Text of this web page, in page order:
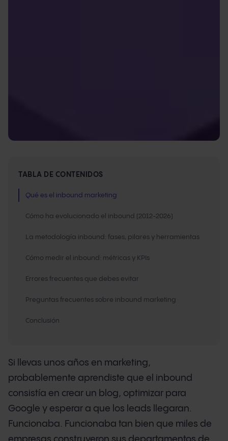
TABLA DE CONTENIDOS
Qué es el inbound marketing
Cómo ha evolucionado el inbound (2012-2026)
La metodología inbound: fases, pilares y herramientas
Cómo medir el inbound: métricas y KPIs
Errores frecuentes que debes evitar
Preguntas frecuentes sobre inbound marketing
Conclusión
Si llevas unos años en marketing,
probablemente aprendiste que el inbound
consistía en crear un blog, optimizar para
Google y esperar a que los leads llegaran.
Funcionaba. Funcionaba tan bien que miles de